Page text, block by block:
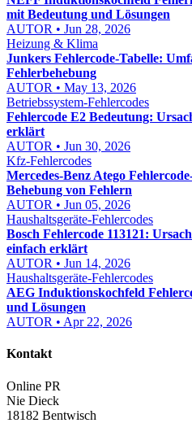
mit Bedeutung und Lösungen
AUTOR • Jun 28, 2026
Heizung & Klima
Junkers Fehlercode-Tabelle:
Fehlerbehebung
AUTOR • May 13, 2026
Betriebssystem-Fehlercodes
Fehlercode E2 Bedeutung:
erklärt
AUTOR • Jun 30, 2026
Kfz-Fehlercodes
Mercedes-Benz Atego
Behebung von Fehlern
AUTOR • Jun 05, 2026
Haushaltsgeräte-Fehlercodes
Bosch Fehlercode 113121:
einfach erklärt
AUTOR • Jun 14, 2026
Haushaltsgeräte-Fehlercodes
AEG Induktionskochfeld
und Lösungen
AUTOR • Apr 22, 2026
Kontakt
Online PR
Nie Dieck
18182 Bentwisch